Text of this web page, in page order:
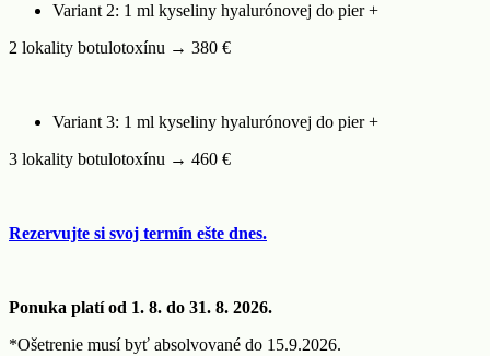
Variant 2: 1 ml kyseliny hyalurónovej do pier +
2 lokality botulotoxínu → 380 €
Variant 3: 1 ml kyseliny hyalurónovej do pier +
3 lokality botulotoxínu → 460 €
Rezervujte si svoj termín ešte dnes.
Ponuka platí od 1. 8. do 31. 8. 2026.
*Ošetrenie musí byť absolvované do 15.9.2026.